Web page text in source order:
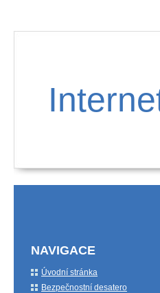
NAVIGACE
Úvodní stránka
Bezpečnostní desatero